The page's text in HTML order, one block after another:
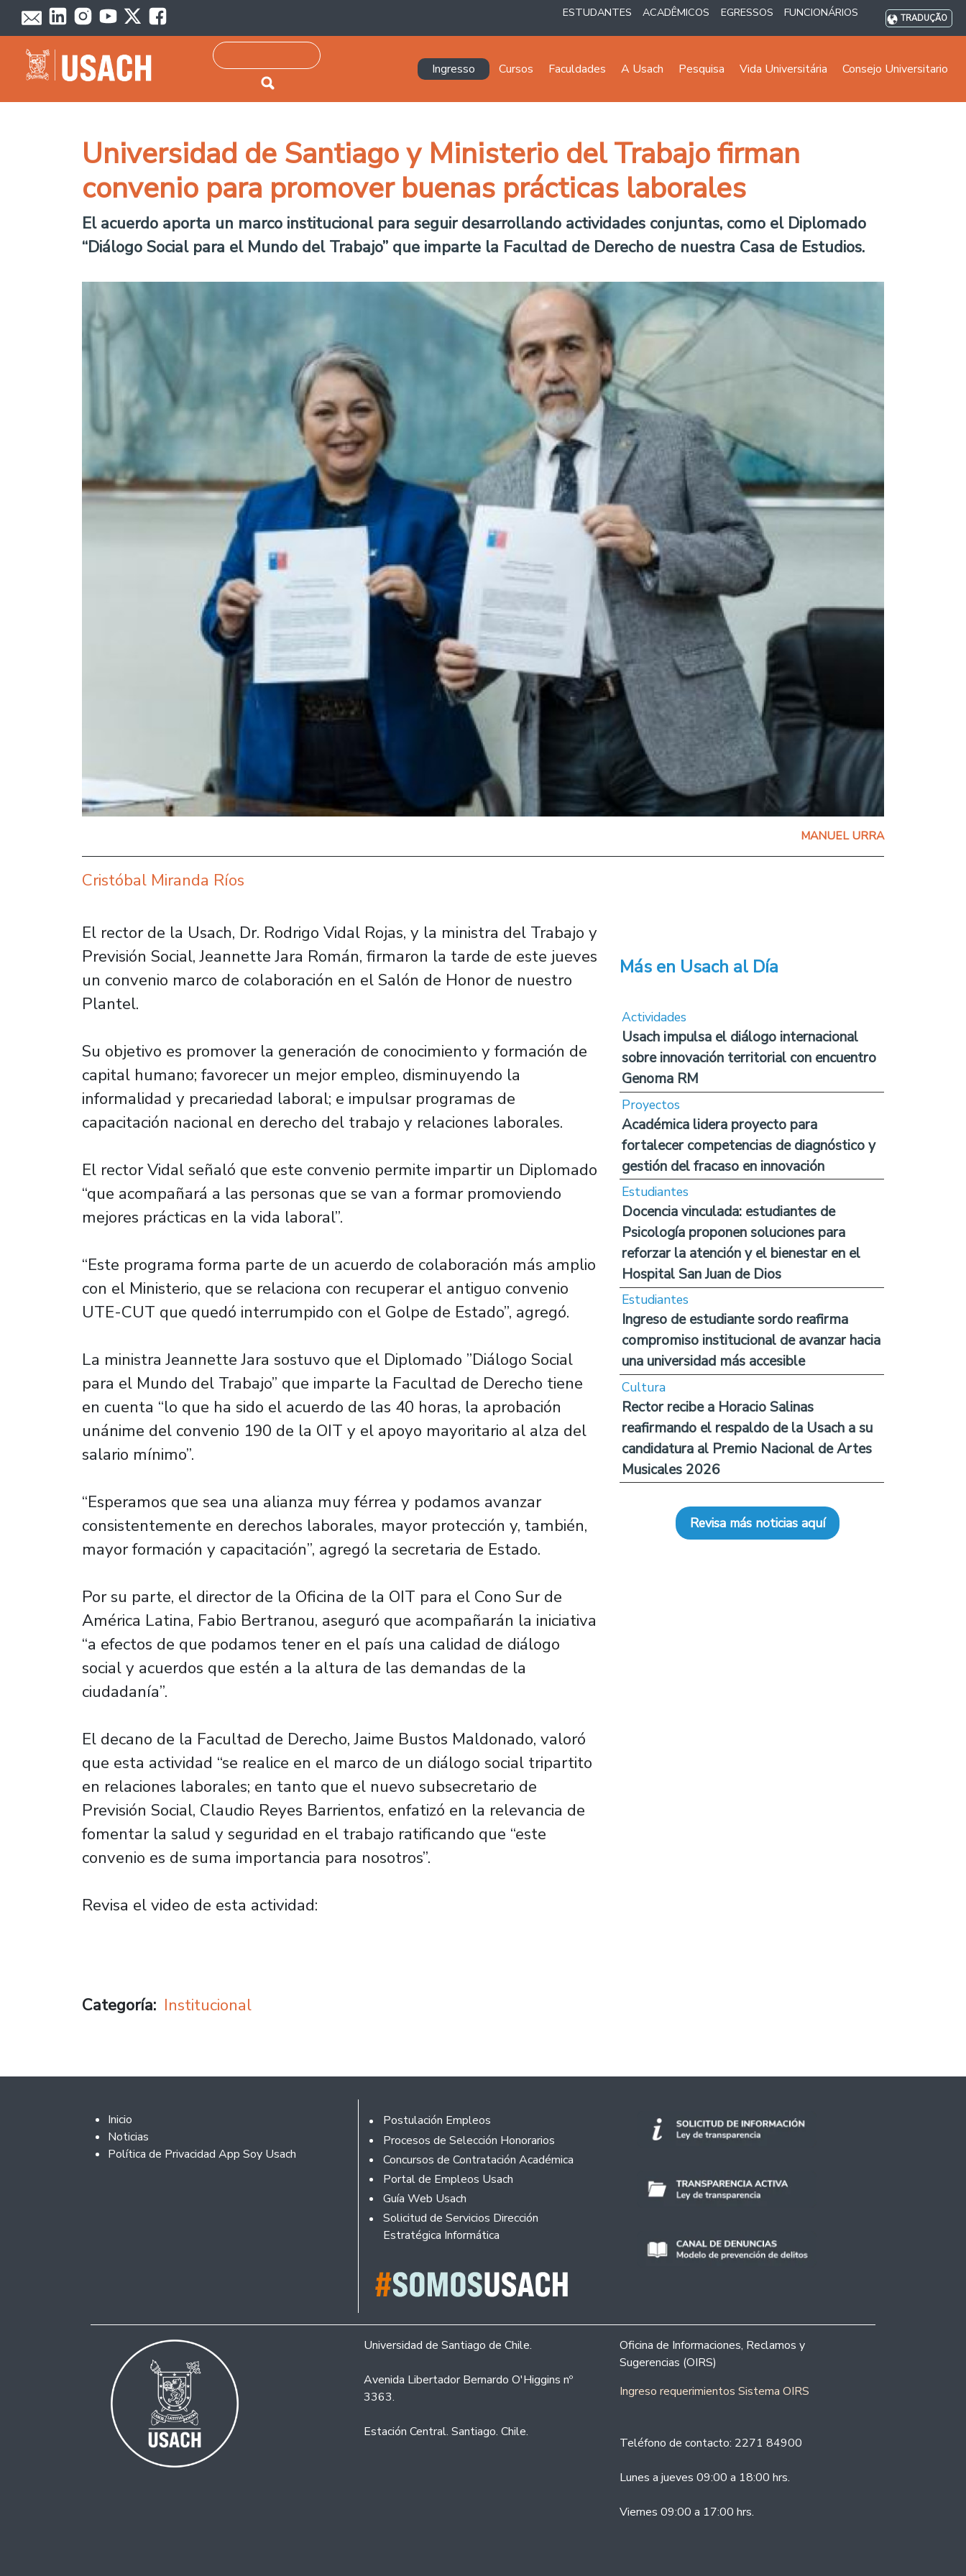
Passar para o conteúdo principal ESTUDANTES ACADÊMICOS EGRESSOS FUNCIONÁRIOS TRADUÇÃO
Pesquisar
Navegación principal
Ingresso Cursos Faculdades A Usach Pesquisa Vida Universitária Consejo Universitario
Universidad de Santiago y Ministerio del Trabajo firman
convenio para promover buenas prácticas laborales
El acuerdo aporta un marco institucional para seguir desarrollando actividades conjuntas, como el Diplomado
“Diálogo Social para el Mundo del Trabajo” que imparte la Facultad de Derecho de nuestra Casa de Estudios.
MANUEL URRA
Cristóbal Miranda Ríos
El rector de la Usach, Dr. Rodrigo Vidal Rojas, y la ministra del Trabajo y
Previsión Social, Jeannette Jara Román, firmaron la tarde de este jueves
un convenio marco de colaboración en el Salón de Honor de nuestro
Plantel.
Su objetivo es promover la generación de conocimiento y formación de
capital humano; favorecer un mejor empleo, disminuyendo la
informalidad y precariedad laboral; e impulsar programas de
capacitación nacional en derecho del trabajo y relaciones laborales.
El rector Vidal señaló que este convenio permite impartir un Diplomado
“que acompañará a las personas que se van a formar promoviendo
mejores prácticas en la vida laboral”.
“Este programa forma parte de un acuerdo de colaboración más amplio
con el Ministerio, que se relaciona con recuperar el antiguo convenio
UTE-CUT que quedó interrumpido con el Golpe de Estado”, agregó.
La ministra Jeannette Jara sostuvo que el Diplomado ”Diálogo Social
para el Mundo del Trabajo” que imparte la Facultad de Derecho tiene
en cuenta “lo que ha sido el acuerdo de las 40 horas, la aprobación
unánime del convenio 190 de la OIT y el apoyo mayoritario al alza del
salario mínimo”.
“Esperamos que sea una alianza muy férrea y podamos avanzar
consistentemente en derechos laborales, mayor protección y, también,
mayor formación y capacitación”, agregó la secretaria de Estado.
Por su parte, el director de la Oficina de la OIT para el Cono Sur de
América Latina, Fabio Bertranou, aseguró que acompañarán la iniciativa
“a efectos de que podamos tener en el país una calidad de diálogo
social y acuerdos que estén a la altura de las demandas de la
ciudadanía”.
El decano de la Facultad de Derecho, Jaime Bustos Maldonado, valoró
que esta actividad “se realice en el marco de un diálogo social tripartito
en relaciones laborales; en tanto que el nuevo subsecretario de
Previsión Social, Claudio Reyes Barrientos, enfatizó en la relevancia de
fomentar la salud y seguridad en el trabajo ratificando que “este
convenio es de suma importancia para nosotros”.
Revisa el video de esta actividad:
Categoría Institucional
Más en Usach al Día
Actividades
Usach impulsa el diálogo internacional
sobre innovación territorial con encuentro
Genoma RM
Proyectos
Académica lidera proyecto para
fortalecer competencias de diagnóstico y
gestión del fracaso en innovación
Estudiantes
Docencia vinculada: estudiantes de
Psicología proponen soluciones para
reforzar la atención y el bienestar en el
Hospital San Juan de Dios
Estudiantes
Ingreso de estudiante sordo reafirma
compromiso institucional de avanzar hacia
una universidad más accesible
Cultura
Rector recibe a Horacio Salinas
reafirmando el respaldo de la Usach a su
candidatura al Premio Nacional de Artes
Musicales 2026
Revisa más noticias aquí
Footer 2
Inicio
Noticias
Política de Privacidad App Soy Usach
Rodapé
Postulación Empleos
Procesos de Selección Honorarios
Concursos de Contratación Académica
Portal de Empleos Usach
Guía Web Usach
Solicitud de Servicios Dirección
Estratégica Informática
Universidad de Santiago de Chile.
Avenida Libertador Bernardo O'Higgins nº
3363.
Estación Central. Santiago. Chile.
Oficina de Informaciones, Reclamos y
Sugerencias (OIRS)
Ingreso requerimientos Sistema OIRS
Teléfono de contacto: 2271 84900
Lunes a jueves 09:00 a 18:00 hrs.
Viernes 09:00 a 17:00 hrs.